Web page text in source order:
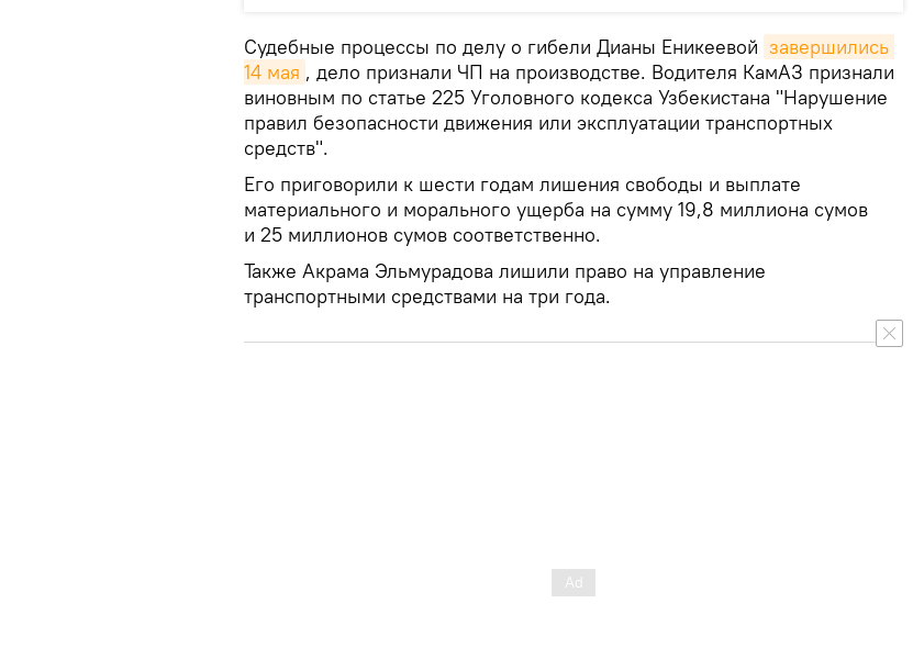
Судебные процессы по делу о гибели Дианы Еникеевой завершились
14 мая , дело признали ЧП на производстве. Водителя КамАЗ признали
виновным по статье 225 Уголовного кодекса Узбекистана "Нарушение
правил безопасности движения или эксплуатации транспортных
средств".
Его приговорили к шести годам лишения свободы и выплате
материального и морального ущерба на сумму 19,8 миллиона сумов
и 25 миллионов сумов соответственно.
Также Акрама Эльмурадова лишили право на управление
транспортными средствами на три года.